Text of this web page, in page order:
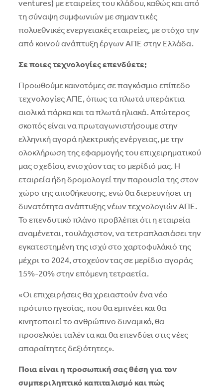
ventures) µε εταιρείες του κλάδου, καθώς και από
τη σύναψη συµφωνιών µε σηµαντικές
πολυεθνικές ενεργειακές εταιρείες, µε στόχο την
από κοινού ανάπτυξη έργων ΑΠΕ στην Ελλάδα.
Σε ποιες τεχνολογίες επενδύετε;
Προωθούµε καινοτόµες σε παγκόσµιο επίπεδο
τεχνολογίες ΑΠΕ, όπως τα πλωτά υπεράκτια
αιολικά πάρκα και τα πλωτά ηλιακά. Απώτερος
σκοπός είναι να πρωταγωνιστήσουµε στην
ελληνική αγορά ηλεκτρικής ενέργειας, µε την
ολοκλήρωση της εφαρµογής του επιχειρηµατικού
µας σχεδίου, ενισχύοντας το µερίδιό µας. Η
εταιρεία ήδη δροµολογεί την παρουσία της στον
χώρο της αποθήκευσης, ενώ θα διερευνήσει τη
δυνατότητα ανάπτυξης νέων τεχνολογιών ΑΠΕ.
Το επενδυτικό πλάνο προβλέπει ότι η εταιρεία
αναµένεται, τουλάχιστον, να τετραπλασιάσει την
εγκατεστηµένη της ισχύ στο χαρτοφυλάκιό της
µέχρι το 2024, στοχεύοντας σε µερίδιο αγοράς
15%-20% στην επόµενη τετραετία.
«Οι επιχειρήσεις θα χρειαστούν ένα νέο
πρότυπο ηγεσίας, που θα εμπνέει και θα
κινητοποιεί το ανθρώπινο δυναμικό, θα
προσελκύει ταλέντα και θα επενδύει στις νέες
απαραίτητες δεξιότητες».
Ποια είναι η προσωπική σας θέση για τον
συμπεριληπτικό καπιταλισμό και πώς